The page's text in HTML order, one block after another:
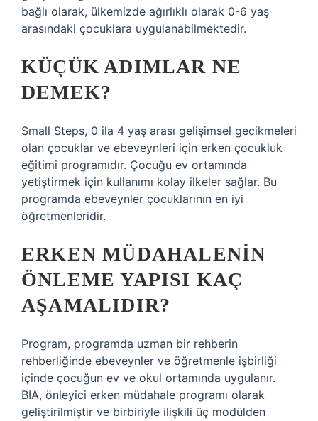
bağlı olarak, ülkemizde ağırlıklı olarak 0-6 yaş
arasındaki çocuklara uygulanabilmektedir.
KÜÇÜK ADIMLAR NE
DEMEK?
Small Steps, 0 ila 4 yaş arası gelişimsel gecikmeleri
olan çocuklar ve ebeveynleri için erken çocukluk
eğitimi programıdır. Çocuğu ev ortamında
yetiştirmek için kullanımı kolay ilkeler sağlar. Bu
programda ebeveynler çocuklarının en iyi
öğretmenleridir.
ERKEN MÜDAHALENIN
ÖNLEME YAPISI KAÇ
AŞAMALIDIR?
Program, programda uzman bir rehberin
rehberliğinde ebeveynler ve öğretmenle işbirliği
içinde çocuğun ev ve okul ortamında uygulanır.
BIA, önleyici erken müdahale programı olarak
geliştirilmiştir ve birbiriyle ilişkili üç modülden